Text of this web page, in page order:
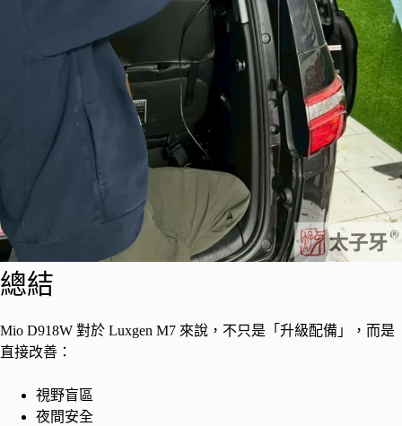
總結
Mio D918W 對於 Luxgen M7 來說，不只是「升級配備」，而是
直接改善：
視野盲區
夜間安全